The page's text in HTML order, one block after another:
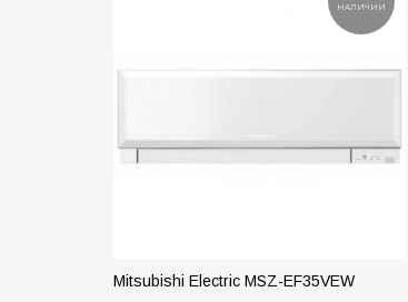
НАЛИЧИИ
Mitsubishi Electric MSZ-EF35VEW